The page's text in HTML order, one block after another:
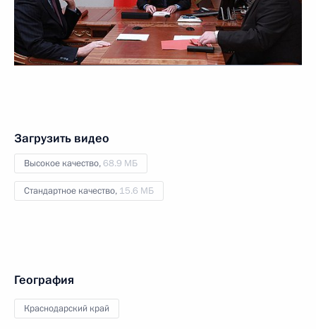
Загрузить видео
Высокое качество,68.9 МБ
Стандартное качество, 15.6 МБ
География
Краснодарский край